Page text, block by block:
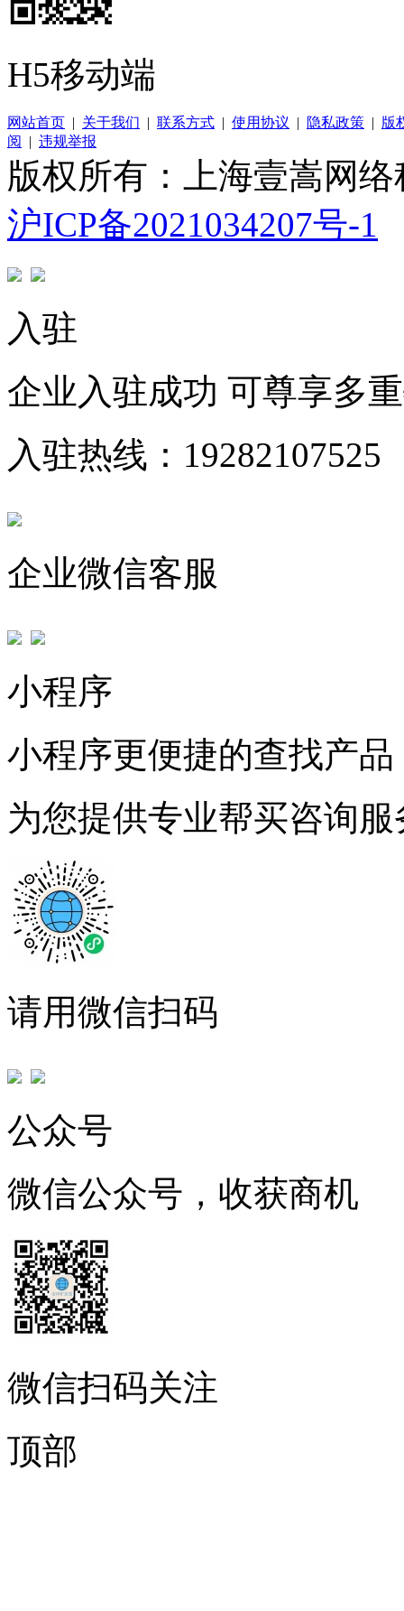
H5移动端
网站首页 | 关于我们 | 联系方式 | 使用协议 | 隐私政策 | 版
阅
| 违规举报
版权所有：上海壹嵩网
沪ICP备2021034207号-1
入驻
企业入驻成功 可尊享多
入驻热线：19282107525
企业微信客服
小程序
小程序更便捷的查找产品
为您提供专业帮买咨询服
请用微信扫码
公众号
微信公众号，收获商机
微信扫码关注
顶部